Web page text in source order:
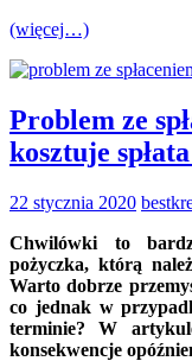
(więcej…)
Problem ze
kosztuje
22 stycznia 2020
Chwilówki to
pożyczka, którą
Warto dobrze
co jednak w
terminie? W
konsekwencje